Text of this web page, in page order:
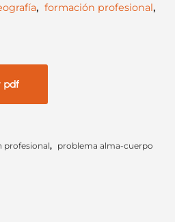
, formación profesional,
pdf
profesional, problema alma-cuerpo